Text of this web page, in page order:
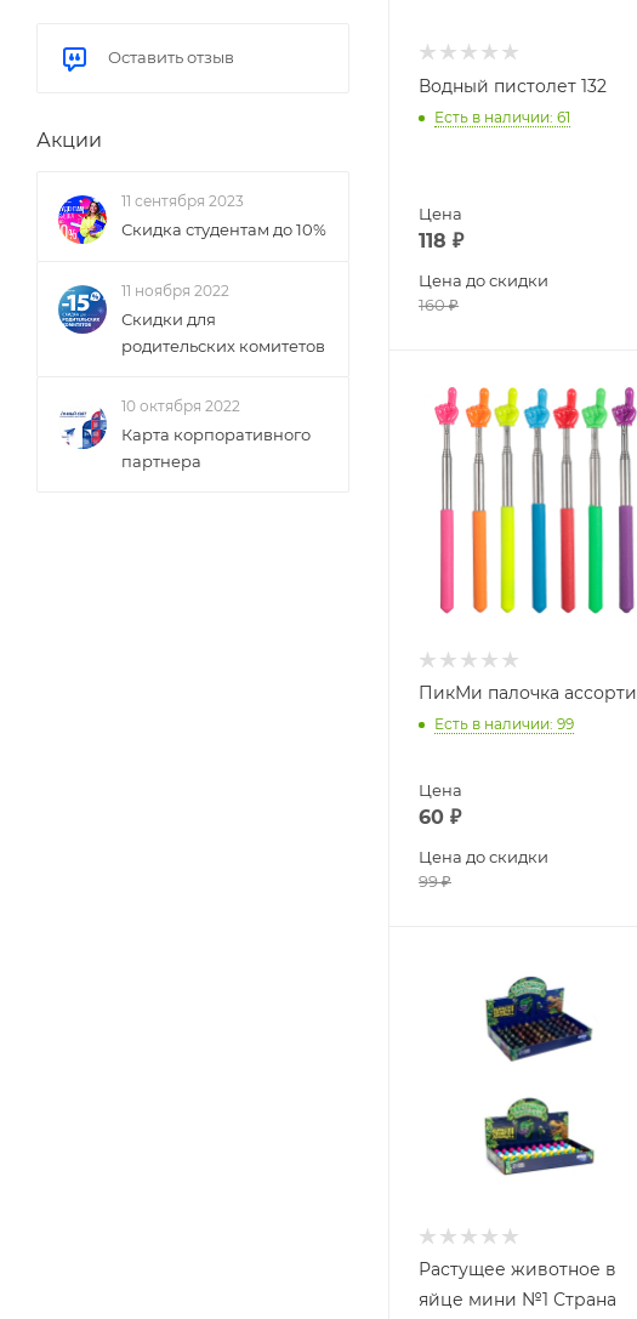
Водный пистолет 132
Есть в наличии: 61
Цена
118 ₽
Цена до скидки
160₽
ПикМи палочка ассорти
Есть в наличии: 99
Цена
60 ₽
Цена до скидки
99₽
Растущее животное в
яйце мини №1 Страна
Оставить отзыв
Акции
11 сентября 2023
Скидка студентам до 10%
11 ноября 2022
Скидки для
родительских комитетов
10 октября 2022
Карта корпоративного
партнера